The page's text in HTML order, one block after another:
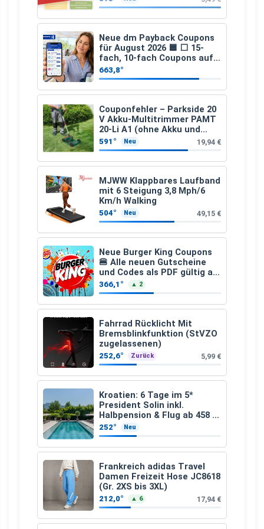
Apfelfaser)
Neue dm Payback Coupons
für August 2026 🟦 ⬜ 15-
fach, 10-fach Coupons auf
den gesamten Einkauf ab 2
€
663,8°
Couponfehler – Parkside 20
V Akku-Multitrimmer PAMT
20-Li A1 (ohne Akku und
Ladegerät)
591° Neu 19,94 €
MJWW Klappbares Laufband
mit 6 Steigung 3,8 Mph/6
Km/h Walking
504° Neu 49,15 €
Neue Burger King Coupons
🍔 Alle neuen Gutscheine
und Codes als PDF gültig ab
25.07.2026 bis 04.09.2026
366,1° ▲ 2
Fahrrad Rücklicht Mit
Bremsblinkfunktion (StVZO
zugelassenen)
252,6° Zurück 5,99 €
Kroatien: 6 Tage im 5*
President Solin inkl.
Halbpension & Flug ab 458 €
pro Person
252° Neu
Frankreich adidas Travel
Damen Freizeit Hose JC8618
(Gr. 2XS bis 3XL)
212,0° ▲ 6 17,94 €